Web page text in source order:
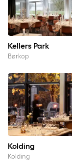
Kellers Park
Børkop
Kolding
Kolding
Kolding